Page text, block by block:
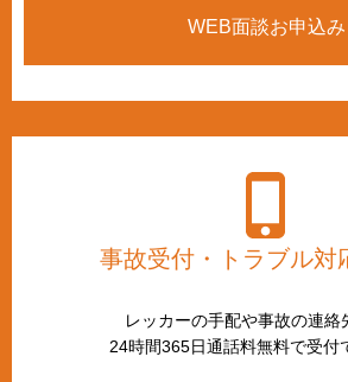
WEB面談お申込み
事故受付・トラブル対
レッカーの手配や事故の連絡
24時間365日通話料無料で受付